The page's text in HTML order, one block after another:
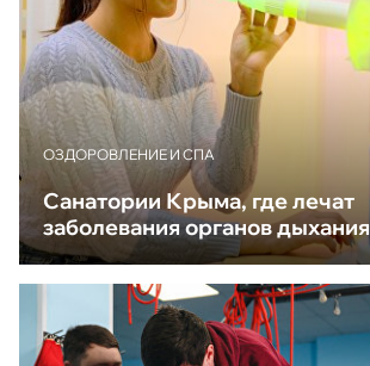
ОЗДОРОВЛЕНИЕ И СПА
Санатории Крыма, где лечат
заболевания органов дыхания